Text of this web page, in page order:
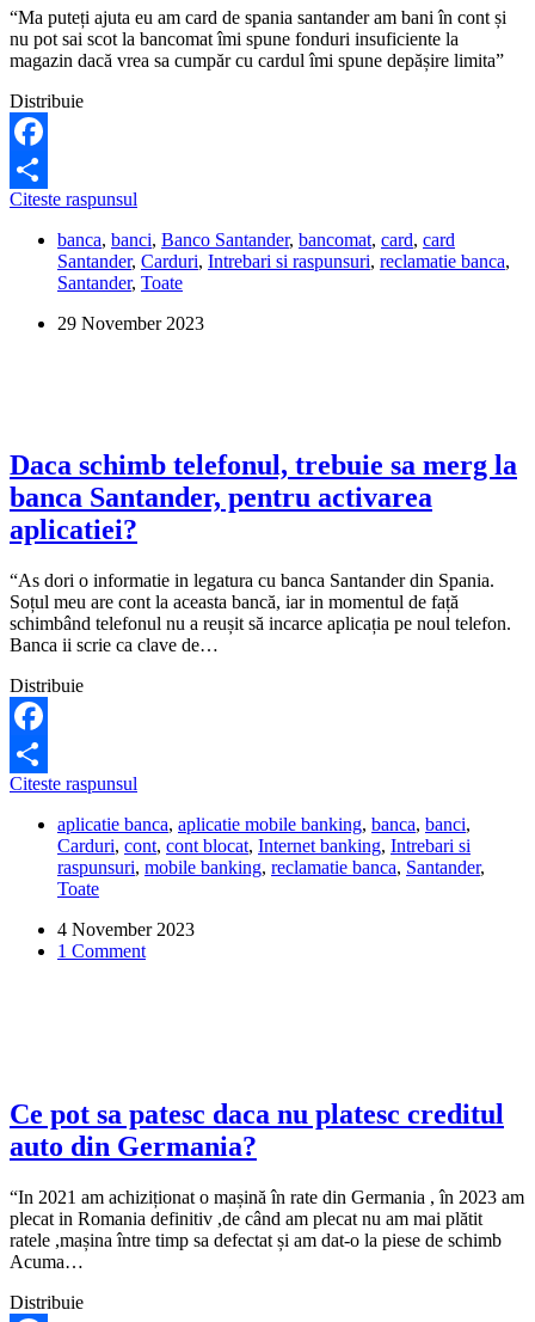
“Ma puteți ajuta eu am card de spania santander am bani în cont și
nu pot sai scot la bancomat îmi spune fonduri insuficiente la
magazin dacă vrea sa cumpăr cu cardul îmi spune depășire limita”
Distribuie
Facebook
Share
Citeste raspunsul
nu
pot
sa
bani
banca, banci, Banco Santander, bancomat, card, card
Santander, Carduri, Intrebari si raspunsuri, reclamatie banca,
Santander, Toate
29 November 2023
Daca schimb telefonul, trebuie sa merg la
banca Santander, pentru activarea
aplicatiei?
“As dori o informatie in legatura cu banca Santander din Spania.
Soțul meu are cont la aceasta bancă, iar in momentul de față
schimbând telefonul nu a reușit să incarce aplicația pe noul telefon.
Banca ii scrie ca clave de…
Distribuie
Facebook
Share
Citeste raspunsul
telefonul,
trebuie
sa
banca
Santander,
aplicatie banca, aplicatie mobile banking, banca, banci,
Carduri, cont, cont blocat, Internet banking, Intrebari si
raspunsuri, mobile banking, reclamatie banca, Santander,
Toate
4 November 2023
1 Comment
Ce pot sa patesc daca nu platesc creditul
auto din Germania?
“In 2021 am achiziționat o mașină în rate din Germania , în 2023 am
plecat in Romania definitiv ,de când am plecat nu am mai plătit
ratele ,mașina între timp sa defectat și am dat-o la piese de schimb
Acuma…
Distribuie